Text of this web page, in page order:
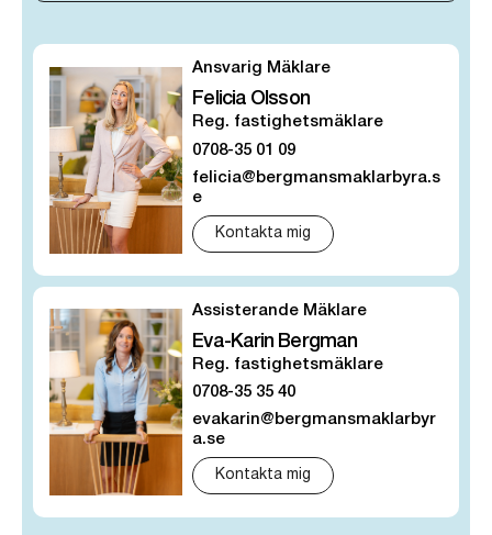
Ansvarig Mäklare
Felicia Olsson
Reg. fastighetsmäklare
0708-35 01 09
felicia@bergmansmaklarbyra.s
e
Kontakta mig
Assisterande Mäklare
Eva-Karin Bergman
Reg. fastighetsmäklare
0708-35 35 40
evakarin@bergmansmaklarbyr
a.se
Kontakta mig